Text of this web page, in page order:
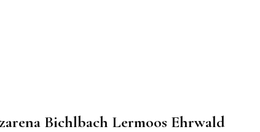
Bichlbach Lermoos Ehrwald